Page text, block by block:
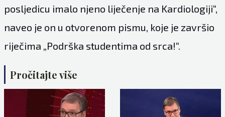
posljedicu imalo njeno liječenje na Kardiologiji“,
naveo je on u otvorenom pismu, koje je završio
riječima „Podrška studentima od srca!“.
Pročitajte više